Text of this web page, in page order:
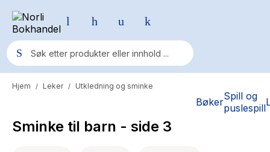
BøkerSpill og
puslespill
Populære søk
Hjem / Leker / Utkledning og sminke
Sminke til barn - side 3